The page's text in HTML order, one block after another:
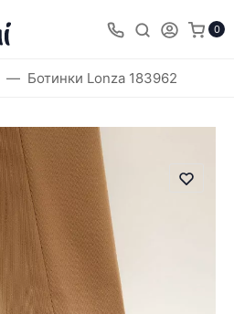
0
Ботинки Lonza 183962